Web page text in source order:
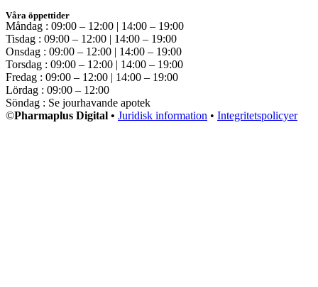
Våra öppettider
Måndag : 09:00 – 12:00 | 14:00 – 19:00
Tisdag : 09:00 – 12:00 | 14:00 – 19:00
Onsdag : 09:00 – 12:00 | 14:00 – 19:00
Torsdag : 09:00 – 12:00 | 14:00 – 19:00
Fredag : 09:00 – 12:00 | 14:00 – 19:00
Lördag : 09:00 – 12:00
Söndag : Se jourhavande apotek
©Pharmaplus Digital • Juridisk information • Integritetspolicyer